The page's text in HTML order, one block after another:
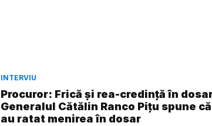
INTERVIU
Procuror: Frică și rea-credință în
Generalul Cătălin Ranco Pițu spune
au ratat menirea în dosar